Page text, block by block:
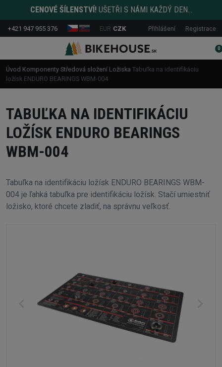
CENOVÉ ŠÍLENSTVÍ! UŠETŘI S NÁMI KAŽDÝ DEN...
+421 947 955 376 EUR CZK Přihlášení Registrace
0
Úvod Komponenty Středová složení Ložiska Tabuľka na identifikáciu
ložísk ENDURO BEARINGS WBM-004
TABUĽKA NA IDENTIFIKÁCIU
LOŽÍSK ENDURO BEARINGS
WBM-004
Tabuľka na identifikáciu ložísk ENDURO BEARINGS WBM-
004 je ľahká tabuľka pre identifikáciu ložísk. Stačí umiestniť
ložisko, ktoré chcete zladiť, na správnu veľkosť.